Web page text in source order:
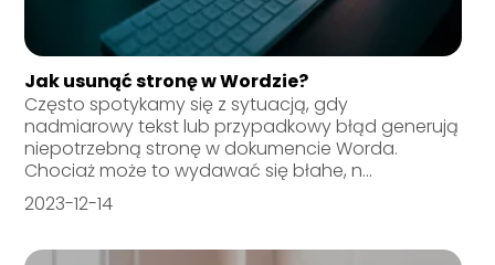
Jak usunąć stronę w Wordzie?
Często spotykamy się z sytuacją, gdy
nadmiarowy tekst lub przypadkowy błąd generują
niepotrzebną stronę w dokumencie Worda.
Chociaż może to wydawać się błahe, n...
2023-12-14